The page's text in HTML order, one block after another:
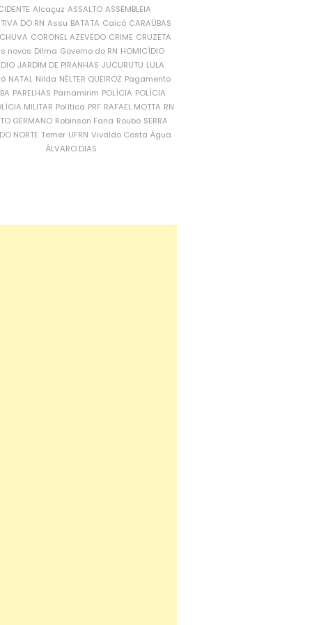
Alcaçuz ASSALTO ASSEMBLEIA
DO RN Assu BATATA Caicó CARAÚBAS
CORONEL AZEVEDO CRIME CRUZETA
novos Dilma Governo do RN HOMICÍDIO
JARDIM DE PIRANHAS JUCURUTU LULA
NATAL Nilda NÉLTER QUEIROZ Pagamento
PARELHAS Parnamirim POLÍCIA POLÍCIA
MILITAR Política PRF RAFAEL MOTTA RN
GERMANO Robinson Faria Roubo SERRA
NORTE Temer UFRN Vivaldo Costa Água
ÁLVARO DIAS